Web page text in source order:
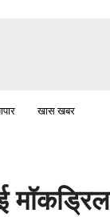
खास खबर
मॉकड्रिल